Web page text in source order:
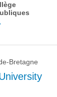
Bretagne